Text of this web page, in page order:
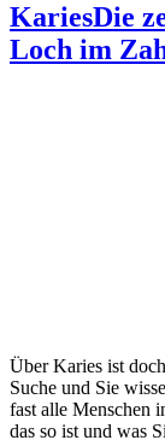
KariesDie
Loch im
Über Karies ist
Suche und Sie
fast alle Menschen
das so ist und was